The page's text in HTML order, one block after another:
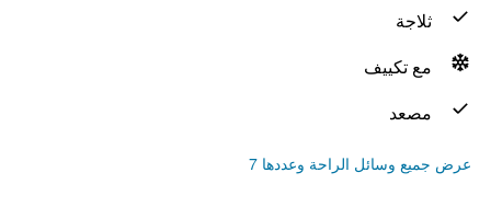
ثلاجة
مع تكييف
مصعد
عرض جميع وسائل الراحة وعددها 7